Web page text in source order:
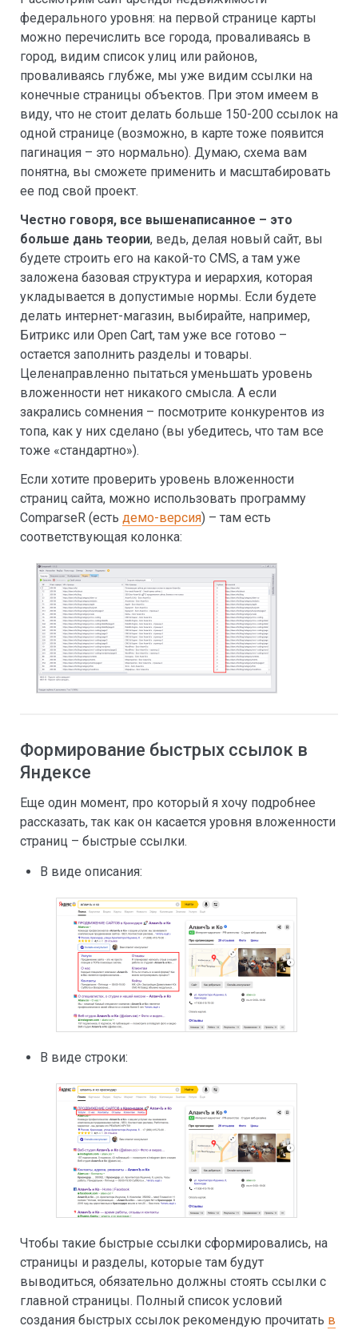
федерального уровня: на первой странице карты
можно перечислить все города, проваливаясь в
город, видим список улиц или районов,
проваливаясь глубже, мы уже видим ссылки на
конечные страницы объектов. При этом имеем в
виду, что не стоит делать больше 150-200 ссылок на
одной странице (возможно, в карте тоже появится
пагинация – это нормально). Думаю, схема вам
понятна, вы сможете применить и масштабировать
ее под свой проект.
Честно говоря, все вышенаписанное – это
больше дань теории, ведь, делая новый сайт, вы
будете строить его на какой-то CMS, а там уже
заложена базовая структура и иерархия, которая
укладывается в допустимые нормы. Если будете
делать интернет-магазин, выбирайте, например,
Битрикс или Open Cart, там уже все готово –
остается заполнить разделы и товары.
Целенаправленно пытаться уменьшать уровень
вложенности нет никакого смысла. А если
закрались сомнения – посмотрите конкурентов из
топа, как у них сделано (вы убедитесь, что там все
тоже «стандартно»).
Если хотите проверить уровень вложенности
страниц сайта, можно использовать программу
ComparseR (есть демо-версия) – там есть
соответствующая колонка:
Формирование быстрых ссылок в
Яндексе
Еще один момент, про который я хочу подробнее
рассказать, так как он касается уровня вложенности
страниц – быстрые ссылки.
В виде описания:
В виде строки:
Чтобы такие быстрые ссылки сформировались, на
страницы и разделы, которые там будут
выводиться, обязательно должны стоять ссылки с
главной страницы. Полный список условий
создания быстрых ссылок рекомендую прочитать в